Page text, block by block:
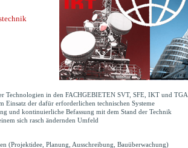
Technologien in den FACHGEBIETEN SVT, SFE, IKT und TGA
Einsatz der dafür erforderlichen technischen Systeme
und kontinuierliche Befassung mit dem Stand der Technik
sich rasch ändernden Umfeld
(Projektidee, Planung, Ausschreibung, Bauüberwachung)